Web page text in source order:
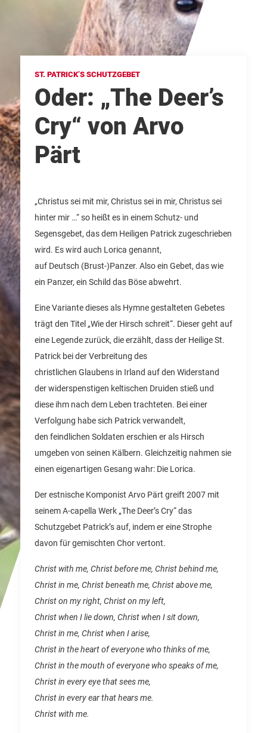
ST. PATRICK’S SCHUTZGEBET
Oder: „The Deer’s
Cry“ von Arvo
Pärt
„Christus sei mit mir, Christus sei in mir, Christus sei
hinter mir …“ so heißt es in einem Schutz- und
Segensgebet, das dem Heiligen Patrick zugeschrieben
wird. Es wird auch Lorica genannt,
auf Deutsch (Brust-)Panzer. Also ein Gebet, das wie
ein Panzer, ein Schild das Böse abwehrt.
Eine Variante dieses als Hymne gestalteten Gebetes
trägt den Titel „Wie der Hirsch schreit“. Dieser geht auf
eine Legende zurück, die erzählt, dass der Heilige St.
Patrick bei der Verbreitung des
christlichen Glaubens in Irland auf den Widerstand
der widerspenstigen keltischen Druiden stieß und
diese ihm nach dem Leben trachteten. Bei einer
Verfolgung habe sich Patrick verwandelt,
den feindlichen Soldaten erschien er als Hirsch
umgeben von seinen Kälbern. Gleichzeitig nahmen sie
einen eigenartigen Gesang wahr: Die Lorica.
Der estnische Komponist Arvo Pärt greift 2007 mit
seinem A-capella Werk „The Deer’s Cry“ das
Schutzgebet Patrick’s auf, indem er eine Strophe
davon für gemischten Chor vertont.
Christ with me, Christ before me, Christ behind me,
Christ in me, Christ beneath me, Christ above me,
Christ on my right, Christ on my left,
Christ when I lie down, Christ when I sit down,
Christ in me, Christ when I arise,
Christ in the heart of everyone who thinks of me,
Christ in the mouth of everyone who speaks of me,
Christ in every eye that sees me,
Christ in every ear that hears me.
Christ with me.